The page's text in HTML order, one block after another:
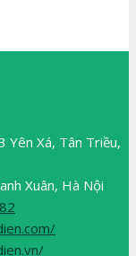
Yên Xá, Tân Triều,
Xuân, Hà Nội